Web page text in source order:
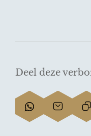
Deel deze
D
e
D
e
L
i